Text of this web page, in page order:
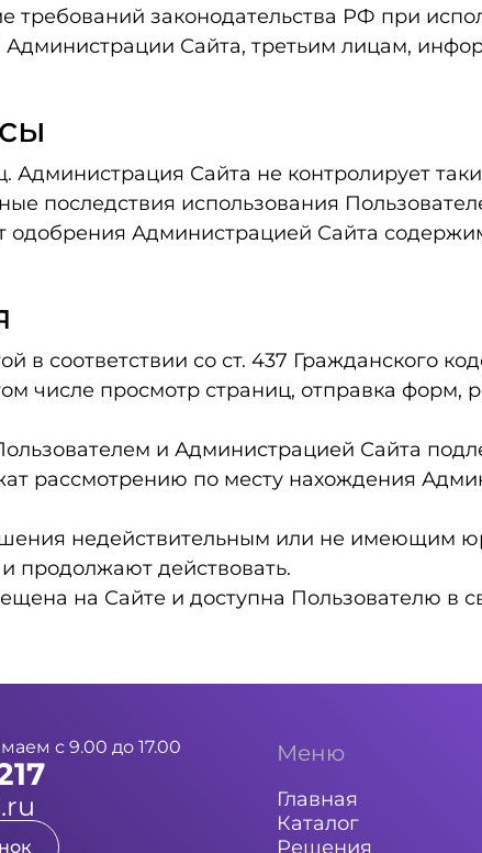
требований законодательства РФ при
Сайта, третьим лицам,
Администрация Сайта не контролирует
последствия использования
одобрения Администрацией Сайта
в соответствии со ст. 437 Гражданского
числе просмотр страниц, отправка форм,
и Администрацией Сайта
рассмотрению по месту нахождения
недействительным или не имеющим
продолжают действовать.
на Сайте и доступна Пользователю в
с 9.00 до 17.00 Меню
Главная
Каталог
Решения